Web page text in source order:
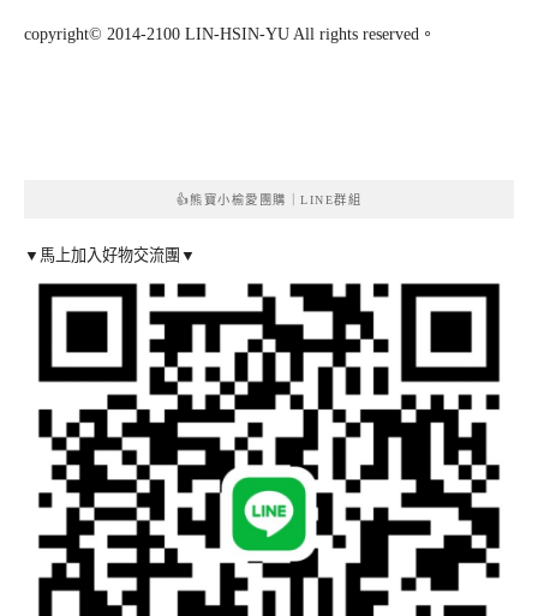
copyright© 2014-2100 LIN-HSIN-YU All rights reserved。
👍熊寶小榆愛團購｜LINE群組
▼馬上加入好物交流團▼